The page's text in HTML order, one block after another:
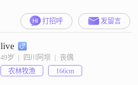
打招呼 发留言
live
49岁  |  四川阿坝  |  丧偶
农林牧渔
166cm